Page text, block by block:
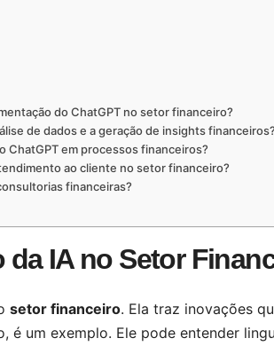
do ChatGPT no setor financeiro?
de dados e a geração de insights financeiros?
ChatGPT em processos financeiros?
ao cliente no setor financeiro?
financeiras?
IA no Setor
setor financeiro. Ela traz inovações
é um exemplo. Ele pode entender